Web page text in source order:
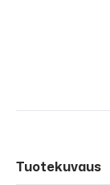
Tuotekuvaus